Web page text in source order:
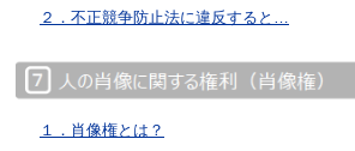
２．不正競争防止法に違反すると…
１．肖像権とは？